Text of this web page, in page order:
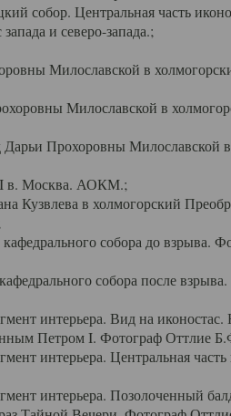
собор. Центральная часть
и северо-запада.;
Милославской в
Милославской в
Прохоровны Милославской
в. Москва. АОКМ.;
в холмогорский
собора до взрыва.
собора после
интерьера. Вид на
Петром I. Фотограф Оттлие
интерьера. Центральная часть
интерьера. Позолоченный